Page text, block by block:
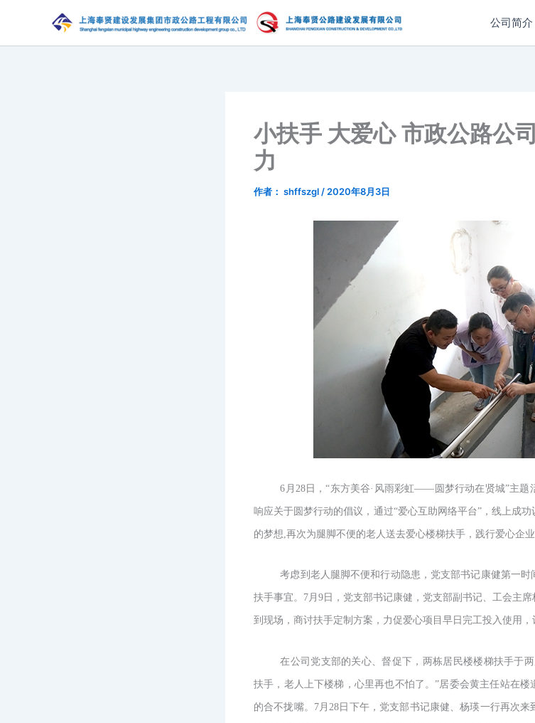
内
公司简介
小扶手 大爱心 市政公路公
力
作者： shffszgl / 2020年8月3日
6月28日，“东方美谷·风雨彩虹——圆梦行动在贤城”主题
响应关于圆梦行动的倡议，通过“爱心互助网络平台”，线上成
的梦想 再次为腿脚不便的老人送去爱心楼梯扶手，践行爱心企
考虑到老人腿脚不便和行动隐患，党支部书记康健第一
扶手事宜。 7月9日，党支部书记康健，党支部副书记、工会主
到现场，商讨扶手定制方案，力促爱心项目早日完工投入使用，
在公司党支部的关心、督促下，两栋居民楼楼梯扶手于
扶手，老人上下楼梯，心里再也不怕了。”居委会黄主任站在
的合不拢嘴。7月28日下午，党支部书记康健、杨瑛一行再次